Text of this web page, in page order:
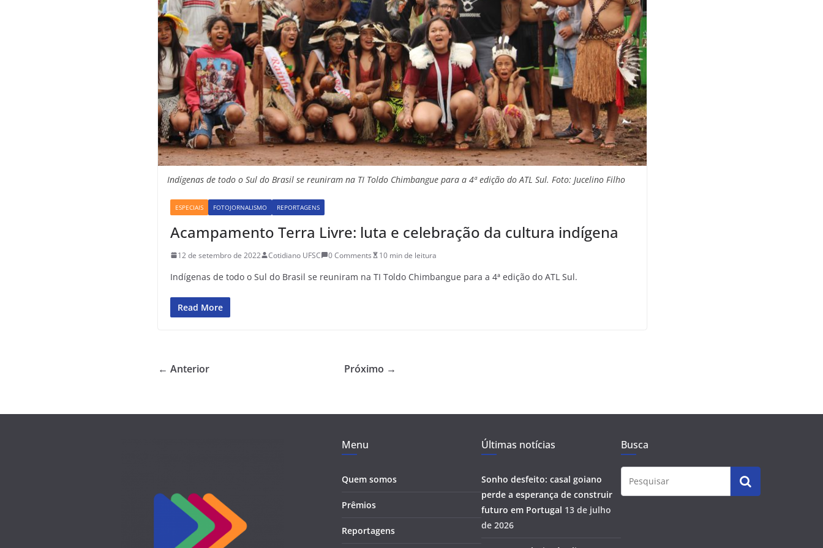
Indígenas de todo o Sul do Brasil se reuniram na TI Toldo Chimbangue para a 4ª edição do ATL Sul. Foto: Jucelino Filho
ESPECIAIS FOTOJORNALISMO REPORTAGENS
Acampamento Terra Livre: luta e celebração da cultura indígena​
12 de setembro de 2022 Cotidiano UFSC 0 Comments 10 min de leitura
Indígenas de todo o Sul do Brasil se reuniram na TI Toldo Chimbangue para a 4ª edição do ATL Sul.
Read More
← Anterior Próximo →
Menu
Quem somos
Prêmios
Reportagens
Últimas notícias
Sonho desfeito: casal goiano
perde a esperança de construir
futuro em Portugal 13 de julho
de 2026
Busca